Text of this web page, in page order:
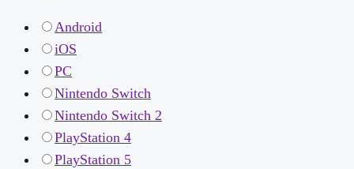
Android
iOS
PC
Nintendo Switch
Nintendo Switch 2
PlayStation 4
PlayStation 5